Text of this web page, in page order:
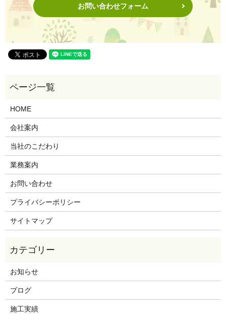
お問い合わせフォーム
HOME
会社案内
当社のこだわり
業務案内
お問い合わせ
プライバシーポリシー
サイトマップ
お知らせ
ブログ
施工実績